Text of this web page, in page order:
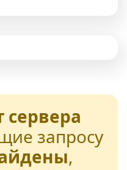
запросу
,